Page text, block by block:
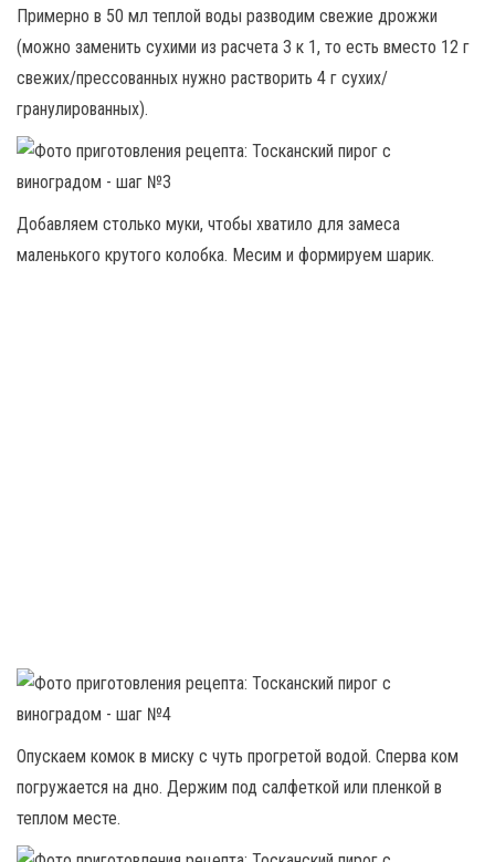
Примерно в 50 мл теплой воды разводим свежие дрожжи
(можно заменить сухими из расчета 3 к 1, то есть вместо 12 г
свежих/прессованных нужно растворить 4 г сухих/
гранулированных).
Добавляем столько муки, чтобы хватило для замеса
маленького крутого колобка. Месим и формируем шарик.
Опускаем комок в миску с чуть прогретой водой. Сперва ком
погружается на дно. Держим под салфеткой или пленкой в
теплом месте.